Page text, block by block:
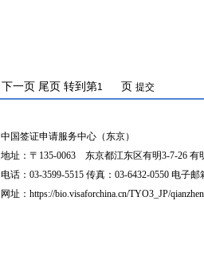
下一页 尾页 转到第 页
中国签证申请服务中心（东京）
地址：〒135-0063 东京都江东区有明3-7-26 有
电话：03-3599-5515 传真：03-6432-0550 电子邮
网址：https://bio.visaforchina.cn/TYO3_JP/